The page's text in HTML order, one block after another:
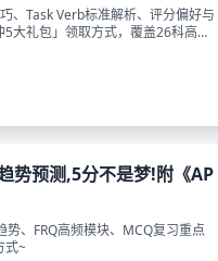
、Task Verb标准解析、评分偏好与
大礼包」领取方式，覆盖26科高频
势预测,5分不是梦!附《AP
、FRQ高频模块、MCQ复习重点
式~